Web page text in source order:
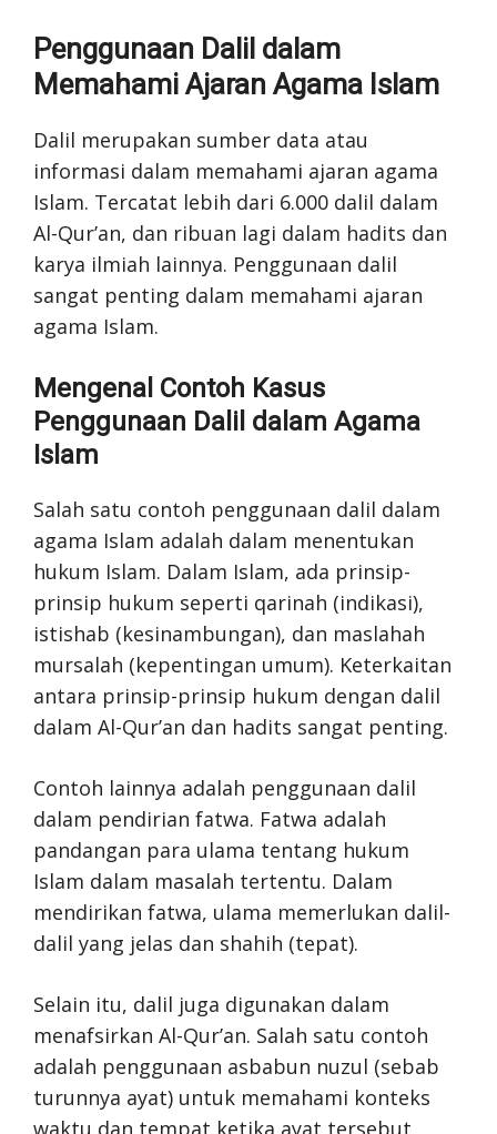
Penggunaan Dalil dalam
Memahami Ajaran Agama Islam
Dalil merupakan sumber data atau
informasi dalam memahami ajaran agama
Islam. Tercatat lebih dari 6.000 dalil dalam
Al-Qur’an, dan ribuan lagi dalam hadits dan
karya ilmiah lainnya. Penggunaan dalil
sangat penting dalam memahami ajaran
agama Islam.
Mengenal Contoh Kasus
Penggunaan Dalil dalam Agama
Islam
Salah satu contoh penggunaan dalil dalam
agama Islam adalah dalam menentukan
hukum Islam. Dalam Islam, ada prinsip-
prinsip hukum seperti qarinah (indikasi),
istishab (kesinambungan), dan maslahah
mursalah (kepentingan umum). Keterkaitan
antara prinsip-prinsip hukum dengan dalil
dalam Al-Qur’an dan hadits sangat penting.
Contoh lainnya adalah penggunaan dalil
dalam pendirian fatwa. Fatwa adalah
pandangan para ulama tentang hukum
Islam dalam masalah tertentu. Dalam
mendirikan fatwa, ulama memerlukan dalil-
dalil yang jelas dan shahih (tepat).
Selain itu, dalil juga digunakan dalam
menafsirkan Al-Qur’an. Salah satu contoh
adalah penggunaan asbabun nuzul (sebab
turunnya ayat) untuk memahami konteks
waktu dan tempat ketika ayat tersebut